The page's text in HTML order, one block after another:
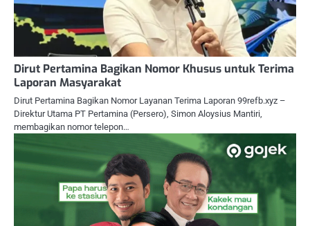
Dirut Pertamina Bagikan Nomor Khusus untuk Terima
Laporan Masyarakat
Dirut Pertamina Bagikan Nomor Layanan Terima Laporan 99refb.xyz –
Direktur Utama PT Pertamina (Persero), Simon Aloysius Mantiri,
membagikan nomor telepon…